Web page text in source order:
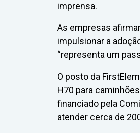
imprensa.
As empresas
impulsionar a
“representa um
O posto da
H70 para
financiado pela
atender cerca de